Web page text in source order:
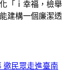
「ｉ幸福，檢舉
建構一個廉潔透
邀民眾走進臺南